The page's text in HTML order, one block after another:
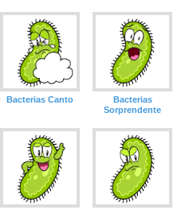
Bacterias Canto
Bacterias
Sorprendente